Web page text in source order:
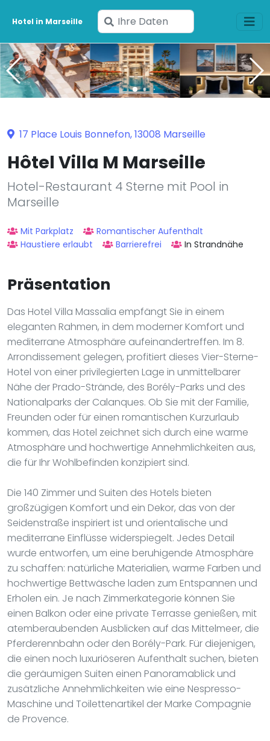
Hotel in Marseille
Geben
Sie
Ihre
Daten
ein
17 Place Louis Bonnefon, 13008 Marseille
Hôtel Villa M Marseille
Hotel-Restaurant 4 Sterne mit Pool in
Marseille
Mit Parkplatz
Romantischer Aufenthalt
Haustiere erlaubt
Barrierefrei In Strandnähe
Präsentation
Das Hotel Villa Massalia empfängt Sie in einem
eleganten Rahmen, in dem moderner Komfort und
mediterrane Atmosphäre aufeinandertreffen. Im 8.
Arrondissement gelegen, profitiert dieses Vier-Sterne-
Hotel von einer privilegierten Lage in unmittelbarer
Nähe der Prado-Strände, des Borély-Parks und des
Nationalparks der Calanques. Ob Sie mit der Familie,
Freunden oder für einen romantischen Kurzurlaub
kommen, das Hotel zeichnet sich durch eine warme
Atmosphäre und hochwertige Annehmlichkeiten aus,
die für Ihr Wohlbefinden konzipiert sind.
Die 140 Zimmer und Suiten des Hotels bieten
großzügigen Komfort und ein Dekor, das von der
Seidenstraße inspiriert ist und orientalische und
mediterrane Einflüsse widerspiegelt. Jedes Detail
wurde entworfen, um eine beruhigende Atmosphäre
zu schaffen: natürliche Materialien, warme Farben und
hochwertige Bettwäsche laden zum Entspannen und
Erholen ein. Je nach Zimmerkategorie können Sie
einen Balkon oder eine private Terrasse genießen, mit
atemberaubenden Ausblicken auf das Mittelmeer, die
Pferderennbahn oder den Borély-Park. Für diejenigen,
die einen noch luxuriöseren Aufenthalt suchen, bieten
die geräumigen Suiten einen Panoramablick und
zusätzliche Annehmlichkeiten wie eine Nespresso-
Maschine und Toilettenartikel der Marke Compagnie
de Provence.